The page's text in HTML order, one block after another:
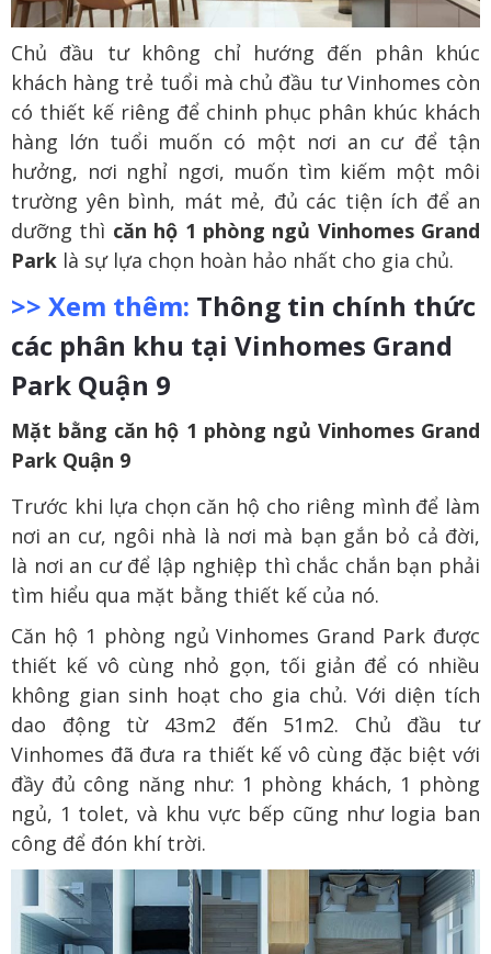
Chủ đầu tư không chỉ hướng đến phân khúc
khách hàng trẻ tuổi mà chủ đầu tư Vinhomes còn
có thiết kế riêng để chinh phục phân khúc khách
hàng lớn tuổi muốn có một nơi an cư để tận
hưởng, nơi nghỉ ngơi, muốn tìm kiếm một môi
trường yên bình, mát mẻ, đủ các tiện ích để an
dưỡng thì căn hộ 1 phòng ngủ Vinhomes Grand
Park là sự lựa chọn hoàn hảo nhất cho gia chủ.
>> Xem thêm: Thông tin chính thức
các phân khu tại Vinhomes Grand
Park Quận 9
Mặt bằng căn hộ 1 phòng ngủ Vinhomes Grand
Park Quận 9
Trước khi lựa chọn căn hộ cho riêng mình để làm
nơi an cư, ngôi nhà là nơi mà bạn gắn bỏ cả đời,
là nơi an cư để lập nghiệp thì chắc chắn bạn phải
tìm hiểu qua mặt bằng thiết kế của nó.
Căn hộ 1 phòng ngủ Vinhomes Grand Park được
thiết kế vô cùng nhỏ gọn, tối giản để có nhiều
không gian sinh hoạt cho gia chủ. Với diện tích
dao động từ 43m2 đến 51m2. Chủ đầu tư
Vinhomes đã đưa ra thiết kế vô cùng đặc biệt với
đầy đủ công năng như: 1 phòng khách, 1 phòng
ngủ, 1 tolet, và khu vực bếp cũng như logia ban
công để đón khí trời.